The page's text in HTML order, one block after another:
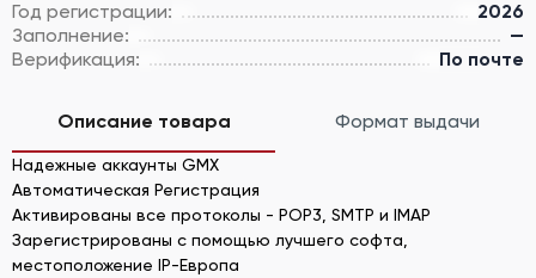
Год регистрации:
2026
Заполнение:
—
Верификация:
По почте
Описание товара Формат выдачи
Надежные аккаунты GMX
Автоматическая Регистрация
Активированы все протоколы - POP3, SMTP и IMAP
Зарегистрированы с помощью лучшего софта,
местоположение IP-Европа